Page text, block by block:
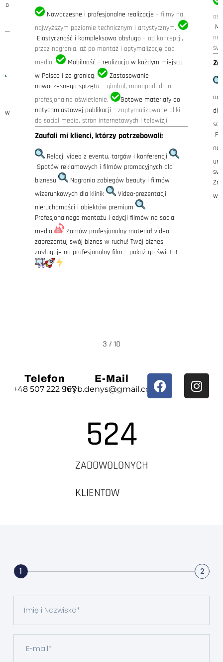
do
Nowoczesne i profesjonalne realizacje – filmy na
najwyższym poziomie technicznym i artystycznym.
Elastyczność i kompleksowa obsługa – od koncepcji,
przez nagrania, aż po montaż i optymalizację pod
media.
Mobilność – realizacja w każdym miejscu
w Polsce i za granicą.
Zastosowanie
nowoczesnego sprzętu – gimbal, monopod, dron,
profesjonalne oświetlenie.
Gotowe materiały do
natychmiastowej publikacji – zoptymalizowane pliki
do social media, stron internetowych i telewizji.
Zaufali mi klienci, którzy potrzebowali:
Relacji video z eventu, targów i konferencji
Spotów reklamowych i filmów promocyjnych dla
biznesu
Nagrania zabiegów beauty i filmów
wizerunkowych dla klinik
Video-prezentacji
nieruchomości i obiektów premium
Profesjonalnego montażu i edycji filmów na social
media
Zamów profesjonalny materiał video i
zaprezentuj swój biznes w ruchu! Twój biznes
zasługuje na profesjonalny film – pokaż go światu!
3 /10
Telefon
+48 507 222 967
E-Mail
hryb.denys@gmail.com
ZADOWOLONYCH
KLIENTOW
524
1 2